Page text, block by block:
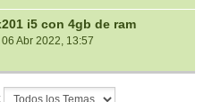
i5 con 4gb de ram
06 Abr 2022, 13:57